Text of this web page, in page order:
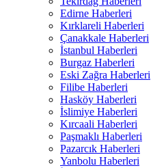
Edirne Haberleri
Kırklareli Haberleri
Çanakkale Haberleri
İstanbul Haberleri
Burgaz Haberleri
Eski Zağra Haberleri
Filibe Haberleri
Hasköy Haberleri
İslimiye Haberleri
Kırcaali Haberleri
Paşmaklı Haberleri
Pazarcık Haberleri
Yanbolu Haberleri